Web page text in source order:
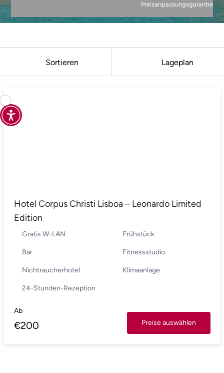
Preisanpassungsgarantie
Sortieren Lageplan
Hotel Corpus Christi Lisboa – Leonardo Limited
Edition
Gratis W-LAN Frühstück
Bar Fitnessstudio
Nichtraucherhotel Klimaanlage
24-Stunden-Rezeption
Ab
€200 Preise auswählen